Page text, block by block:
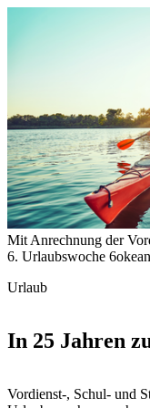
Mit Anrechnung der
6. Urlaubswoche
Urlaub
In 25 Jahren
Vordienst-, Schul- und